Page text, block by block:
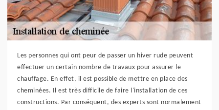
Les personnes qui ont peur de passer un hiver rude peuvent
effectuer un certain nombre de travaux pour assurer le
chauffage. En effet, il est possible de mettre en place des
cheminées. Il est très difficile de faire l'installation de ces
constructions. Par conséquent, des experts sont normalement